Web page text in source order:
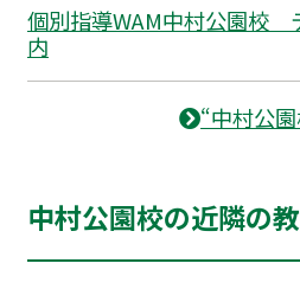
個別指導WAM中村公園校
内
“中村公
中村公園校の近隣の